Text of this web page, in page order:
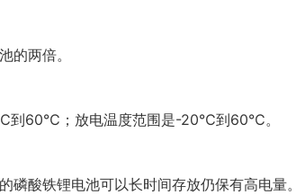
的两倍。
到60℃；放电温度范围是-20℃到60℃。
磷酸铁锂电池可以长时间存放仍保有高电量。